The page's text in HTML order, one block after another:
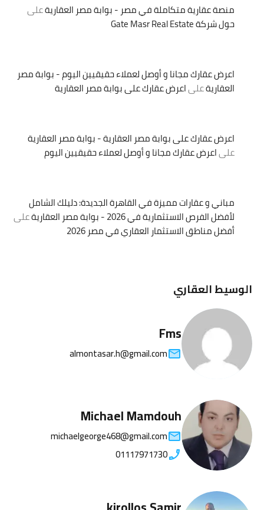
منصة عقارية متكاملة في مصر - بوابة مصر العقاريةعلى
حول شركة Gate Masr Real Estate
اعرض عقارك مجانا و أوصل لعملاء حقيقيين اليوم - بوابة مصر
العقاريةعلىاعرض عقارك على بوابة مصر العقارية
اعرض عقارك على بوابة مصر العقارية - بوابة مصر العقارية
علىاعرض عقارك مجانا و أوصل لعملاء حقيقيين اليوم
مباني و عقارات مميزة في القاهرة الجديدة: دليلك الشامل
لأفضل الفرص الاستثمارية في 2026 - بوابة مصر العقارية
على
أفضل مناطق الاستثمار العقاري في مصر 2026
الوسيط العقاري
Fms
almontasar.h@gmail.com
Michael Mamdouh
michaelgeorge468@gmail.com
01117971730